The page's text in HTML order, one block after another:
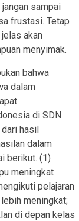
sampai
frustasi. Tetap
akan
menyimak.
bahwa
dalam
di SDN
dari hasil
dalam
berikut. (1)
meningkat
pelajaran
meningkat;
di depan kelas